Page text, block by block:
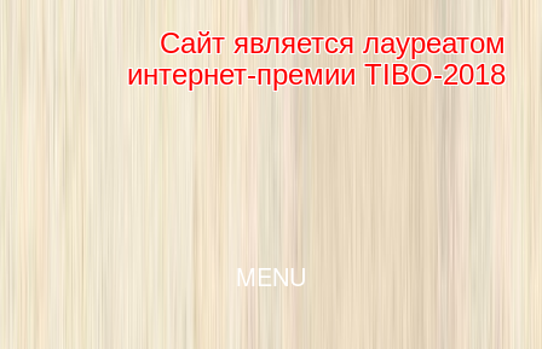
Сайт является лауреатом
интернет-премии TIBO-2018
MENU